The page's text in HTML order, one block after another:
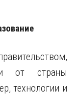
от страны
технологии и